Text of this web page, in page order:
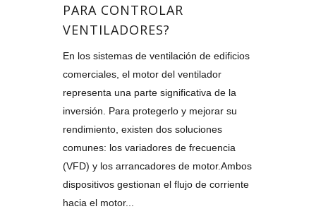
PARA CONTROLAR
VENTILADORES?
En los sistemas de ventilación de edificios
comerciales, el motor del ventilador
representa una parte significativa de la
inversión. Para protegerlo y mejorar su
rendimiento, existen dos soluciones
comunes: los variadores de frecuencia
(VFD) y los arrancadores de motor.Ambos
dispositivos gestionan el flujo de corriente
hacia el motor...